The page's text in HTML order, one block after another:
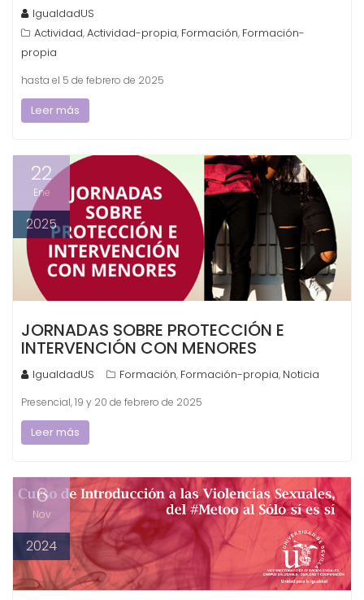
IgualdadUS
Actividad,Actividad-propia, Formación, Formación-
propia
hasta el 5 de febrero de 2025
Leer más
22
Ene
2025
JORNADAS SOBRE PROTECCIÓN E
INTERVENCIÓN CON MENORES
IgualdadUS Formación, Formación-propia, Noticia
Presencial, 19 y 20 de febrero de 2025
Leer más
6
Nov
2024